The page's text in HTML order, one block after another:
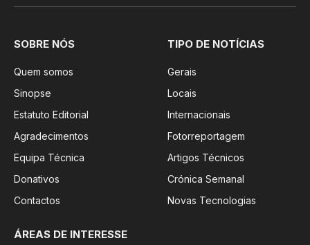
SOBRE NÓS
Quem somos
Sinopse
Estatuto Editorial
Agradecimentos
Equipa Técnica
Donativos
Contactos
TIPO DE NOTÍCIAS
Gerais
Locais
Internacionais
Fotorreportagem
Artigos Técnicos
Crónica Semanal
Novas Tecnologias
ÁREAS DE INTERESSE